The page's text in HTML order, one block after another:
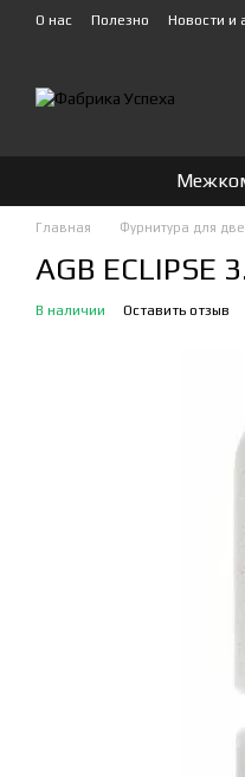
Перейти к основному
О нас Полезно Новости и
Главная Фурнитура для
AGB
В наличии Оставить отзыв